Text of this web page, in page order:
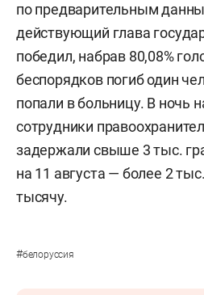
по предварительным
действующий глава
победил, набрав 80,08%
беспорядков погиб один
попали в больницу. В ночь
сотрудники
задержали свыше 3 тыс.
на 11 августа — более 2
тысячу.
#белоруссия